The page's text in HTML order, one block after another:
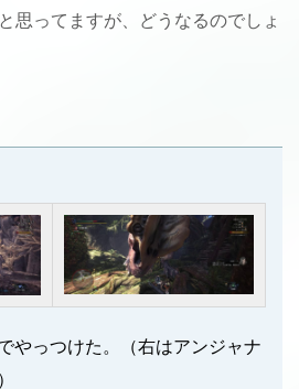
思ってますが、どうなるのでしょ
やっつけた。（右はアンジャナ